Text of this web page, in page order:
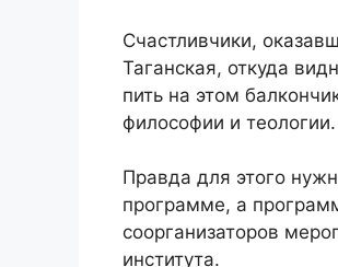
Счастливчики,
Таганская, откуда
пить на этом
философии и теологии.
Правда для этого
программе, а
соорганизаторов
института.